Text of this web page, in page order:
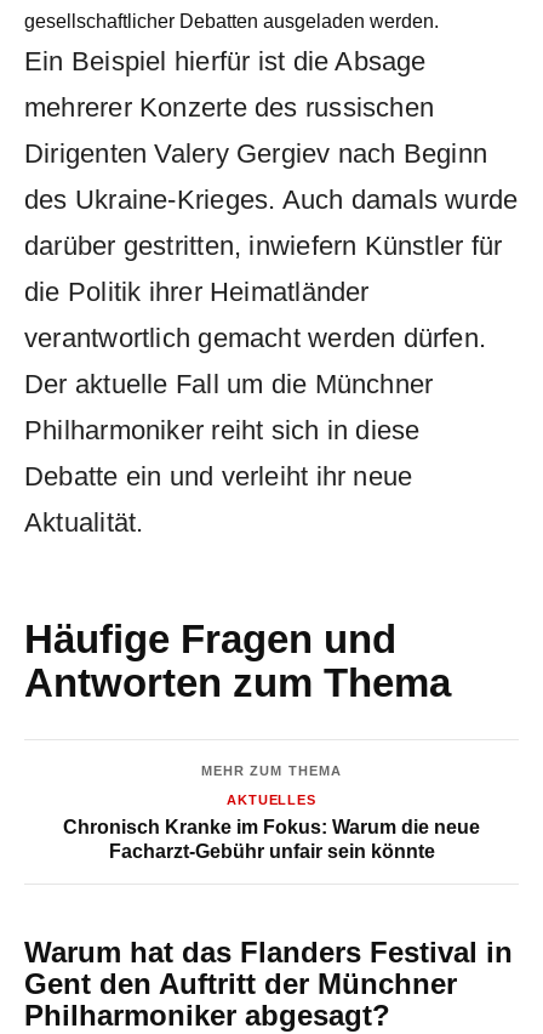
gesellschaftlicher Debatten ausgeladen werden.
Ein Beispiel hierfür ist die Absage
mehrerer Konzerte des russischen
Dirigenten Valery Gergiev nach Beginn
des Ukraine-Krieges. Auch damals wurde
darüber gestritten, inwiefern Künstler für
die Politik ihrer Heimatländer
verantwortlich gemacht werden dürfen.
Der aktuelle Fall um die Münchner
Philharmoniker reiht sich in diese
Debatte ein und verleiht ihr neue
Aktualität.
Häufige Fragen und
Antworten zum Thema
MEHR ZUM THEMA
AKTUELLES
Chronisch Kranke im Fokus: Warum die neue
Facharzt-Gebühr unfair sein könnte
Warum hat das Flanders Festival in
Gent den Auftritt der Münchner
Philharmoniker abgesagt?